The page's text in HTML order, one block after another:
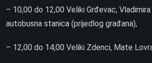
– 10,00 do 12,00 Veliki Grđevac,
autobusna stanica (prijedlog građana),
– 12,00 do 14,00 Veliki Zdenci, Mate